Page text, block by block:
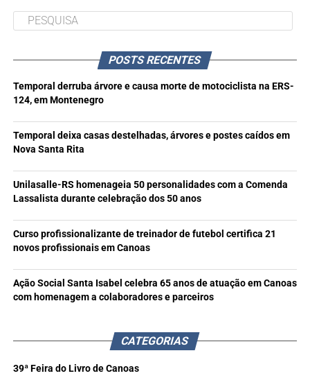
POSTS RECENTES
Temporal derruba árvore e causa morte de motociclista na ERS-
124, em Montenegro
Temporal deixa casas destelhadas, árvores e postes caídos em
Nova Santa Rita
Unilasalle-RS homenageia 50 personalidades com a Comenda
Lassalista durante celebração dos 50 anos
Curso profissionalizante de treinador de futebol certifica 21
novos profissionais em Canoas
Ação Social Santa Isabel celebra 65 anos de atuação em Canoas
com homenagem a colaboradores e parceiros
CATEGORIAS
39ª Feira do Livro de Canoas